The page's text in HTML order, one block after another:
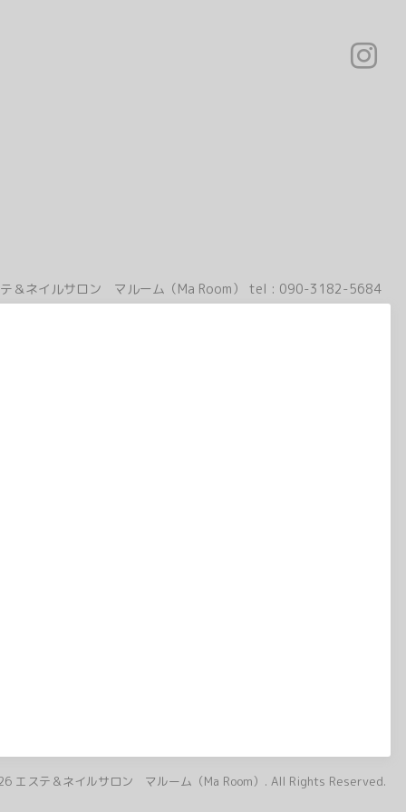
＆ネイルサロン マルーム（Ma Room） tel : 090-3182-5684
エステ＆ネイルサロン マルーム（Ma Room） . All Rights Reserved.